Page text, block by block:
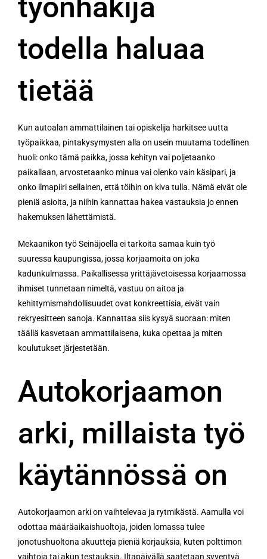
työnhakija
todella haluaa
tietää
Kun autoalan ammattilainen tai opiskelija harkitsee uutta
työpaikkaa, pintakysymysten alla on usein muutama todellinen
huoli: onko tämä paikka, jossa kehityn vai poljetaanko
paikallaan, arvostetaanko minua vai olenko vain käsipari, ja
onko ilmapiiri sellainen, että töihin on kiva tulla. Nämä eivät ole
pieniä asioita, ja niihin kannattaa hakea vastauksia jo ennen
hakemuksen lähettämistä.
Mekaanikon työ Seinäjoella ei tarkoita samaa kuin työ
suuressa kaupungissa, jossa korjaamoita on joka
kadunkulmassa. Paikallisessa yrittäjävetoisessa korjaamossa
ihmiset tunnetaan nimeltä, vastuu on aitoa ja
kehittymismahdollisuudet ovat konkreettisia, eivät vain
rekryesitteen sanoja. Kannattaa siis kysyä suoraan: miten
täällä kasvetaan ammattilaisena, kuka opettaa ja miten
koulutukset järjestetään.
Autokorjaamon
arki, millaista työ
käytännössä on
Autokorjaamon arki on vaihtelevaa ja rytmikästä. Aamulla voi
odottaa määräaikaishuoltoja, joiden lomassa tulee
jonotushuoltona akuutteja pieniä korjauksia, kuten polttimon
vaihtoja tai akun testauksia. Iltapäivällä saatetaan syventyä